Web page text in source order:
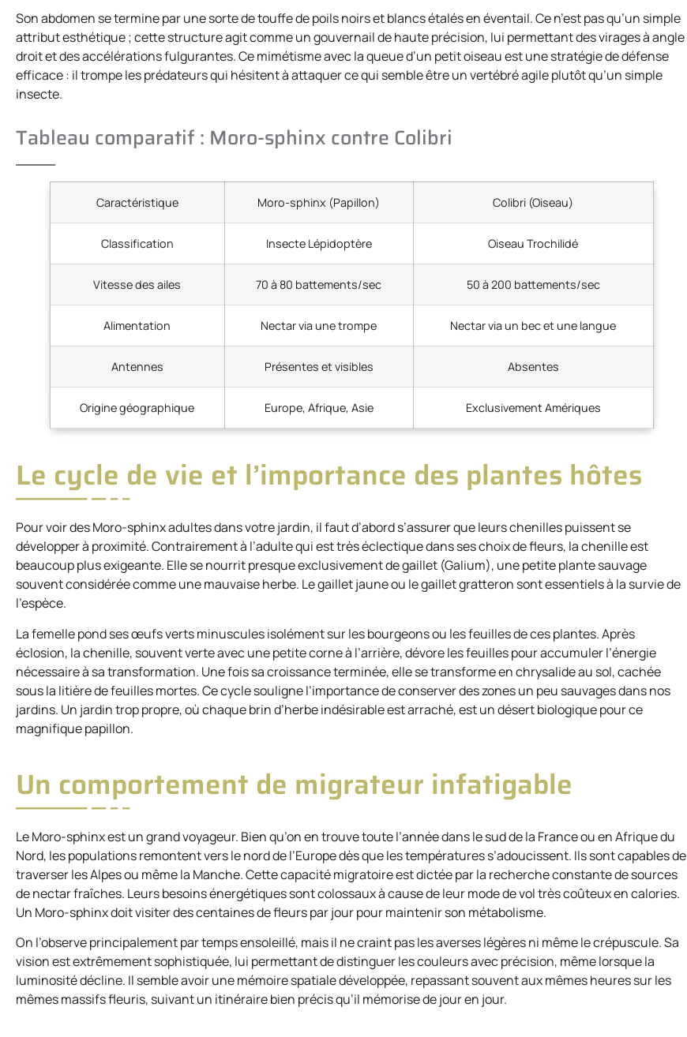
Son abdomen se termine par une sorte de touffe de poils noirs et blancs étalés en éventail. Ce n’est pas qu’un simple
attribut esthétique ; cette structure agit comme un gouvernail de haute précision, lui permettant des virages à angle
droit et des accélérations fulgurantes. Ce mimétisme avec la queue d’un petit oiseau est une stratégie de défense
efficace : il trompe les prédateurs qui hésitent à attaquer ce qui semble être un vertébré agile plutôt qu’un simple
insecte.
Tableau comparatif : Moro-sphinx contre Colibri
Caractéristique Moro-sphinx (Papillon) Colibri (Oiseau)
Classification Insecte Lépidoptère Oiseau Trochilidé
Vitesse des ailes 70 à 80 battements/sec 50 à 200 battements/sec
Alimentation Nectar via une trompe Nectar via un bec et une langue
Antennes Présentes et visibles Absentes
Origine géographique Europe, Afrique, Asie Exclusivement Amériques
Le cycle de vie et l’importance des plantes hôtes
Pour voir des Moro-sphinx adultes dans votre jardin, il faut d’abord s’assurer que leurs chenilles puissent se
développer à proximité. Contrairement à l’adulte qui est très éclectique dans ses choix de fleurs, la chenille est
beaucoup plus exigeante. Elle se nourrit presque exclusivement de gaillet (Galium), une petite plante sauvage
souvent considérée comme une mauvaise herbe. Le gaillet jaune ou le gaillet gratteron sont essentiels à la survie de
l’espèce.
La femelle pond ses œufs verts minuscules isolément sur les bourgeons ou les feuilles de ces plantes. Après
éclosion, la chenille, souvent verte avec une petite corne à l’arrière, dévore les feuilles pour accumuler l’énergie
nécessaire à sa transformation. Une fois sa croissance terminée, elle se transforme en chrysalide au sol, cachée
sous la litière de feuilles mortes. Ce cycle souligne l’importance de conserver des zones un peu sauvages dans nos
jardins. Un jardin trop propre, où chaque brin d’herbe indésirable est arraché, est un désert biologique pour ce
magnifique papillon.
Un comportement de migrateur infatigable
Le Moro-sphinx est un grand voyageur. Bien qu’on en trouve toute l’année dans le sud de la France ou en Afrique du
Nord, les populations remontent vers le nord de l’Europe dès que les températures s’adoucissent. Ils sont capables de
traverser les Alpes ou même la Manche. Cette capacité migratoire est dictée par la recherche constante de sources
de nectar fraîches. Leurs besoins énergétiques sont colossaux à cause de leur mode de vol très coûteux en calories.
Un Moro-sphinx doit visiter des centaines de fleurs par jour pour maintenir son métabolisme.
On l’observe principalement par temps ensoleillé, mais il ne craint pas les averses légères ni même le crépuscule. Sa
vision est extrêmement sophistiquée, lui permettant de distinguer les couleurs avec précision, même lorsque la
luminosité décline. Il semble avoir une mémoire spatiale développée, repassant souvent aux mêmes heures sur les
mêmes massifs fleuris, suivant un itinéraire bien précis qu’il mémorise de jour en jour.